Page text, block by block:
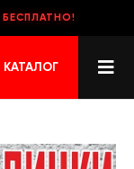
БЕСПЛАТНО!
КАТАЛОГ